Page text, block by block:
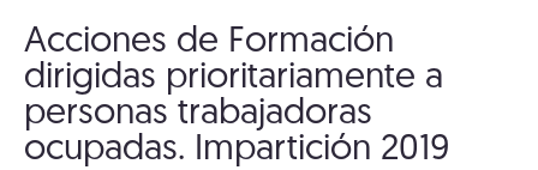
Acciones de Formación
dirigidas prioritariamente a
personas trabajadoras
ocupadas. Impartición 2019